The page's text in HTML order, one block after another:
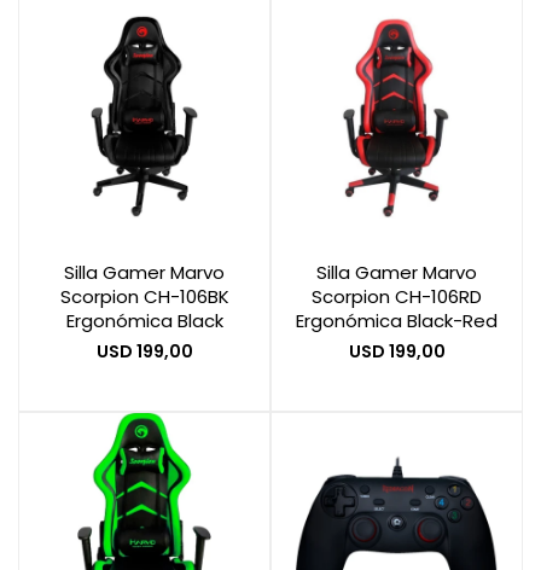
Silla Gamer Marvo
Scorpion CH-106BK
Ergonómica Black
USD 199,00
Silla Gamer Marvo
Scorpion CH-106RD
Ergonómica Black-Red
USD 199,00